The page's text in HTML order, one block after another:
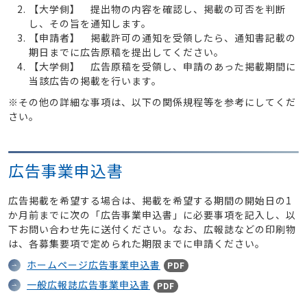
【大学側】 提出物の内容を確認し、掲載の可否を判断
し、その旨を通知します。
【申請者】 掲載許可の通知を受領したら、通知書記載の
期日までに広告原稿を提出してください。
【大学側】 広告原稿を受領し、申請のあった掲載期間に
当該広告の掲載を行います。
※その他の詳細な事項は、以下の関係規程等を参考にしてくだ
さい。
広告事業申込書
広告掲載を希望する場合は、掲載を希望する期間の開始日の1
か月前までに次の「広告事業申込書」に必要事項を記入し、以
下お問い合わせ先に送付ください。なお、広報誌などの印刷物
は、各募集要項で定められた期限までに申請ください。
ホームページ広告事業申込書
PDF
一般広報誌広告事業申込書 PDF